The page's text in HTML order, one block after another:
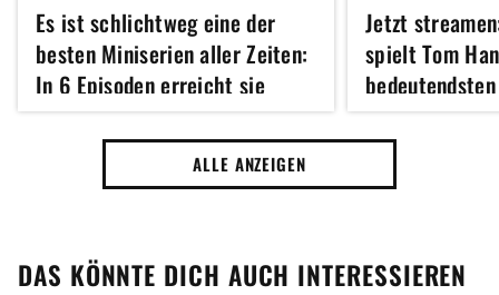
Es ist schlichtweg eine der
besten Miniserien aller Zeiten:
In 6 Episoden erreicht sie
mehr als andere mit mehreren
Staffeln
Jetzt
spielt Tom
ALLE ANZEIGEN
DAS KÖNNTE DICH AUCH INTERESSIEREN